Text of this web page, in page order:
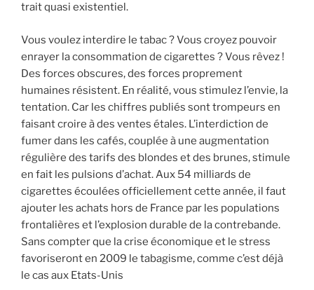
trait quasi existentiel.
Vous voulez interdire le tabac ? Vous croyez pouvoir
enrayer la consommation de cigarettes ? Vous rêvez !
Des forces obscures, des forces proprement
humaines résistent. En réalité, vous stimulez l’envie, la
tentation. Car les chiffres publiés sont trompeurs en
faisant croire à des ventes étales. L’interdiction de
fumer dans les cafés, couplée à une augmentation
régulière des tarifs des blondes et des brunes, stimule
en fait les pulsions d’achat. Aux 54 milliards de
cigarettes écoulées officiellement cette année, il faut
ajouter les achats hors de France par les populations
frontalières et l’explosion durable de la contrebande.
Sans compter que la crise économique et le stress
favoriseront en 2009 le tabagisme, comme c’est déjà
le cas aux Etats-Unis